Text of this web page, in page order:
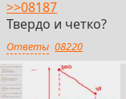
>>08187
Твердо и четко?
Ответы 08220